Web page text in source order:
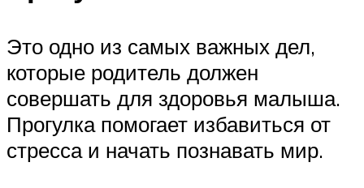
Это одно из самых важных дел,
которые родитель должен
совершать для здоровья малыша.
Прогулка помогает избавиться от
стресса и начать познавать мир.